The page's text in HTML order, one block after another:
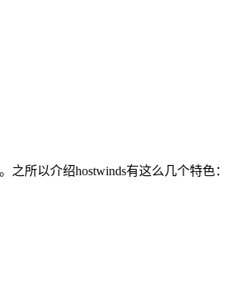
所以介绍hostwinds有这么几个特色：